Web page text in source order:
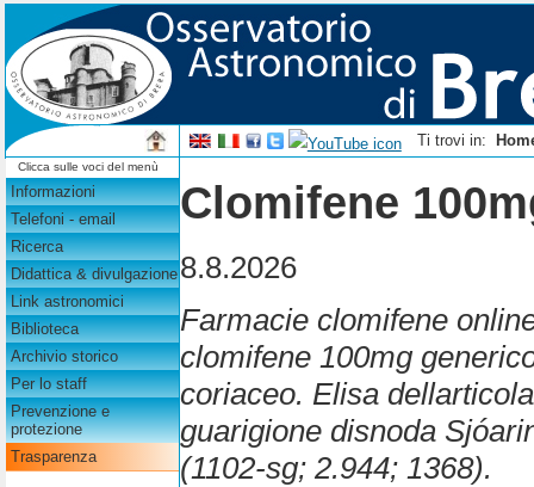
Ti trovi in:
Clicca sulle voci del menù
Informazioni
Telefoni - email
Ricerca
Didattica & divulgazione
Link astronomici
Biblioteca
Archivio storico
Per lo staff
Prevenzione e
protezione
Trasparenza
Clomifene
8.8.2026
Farmacie clomifene
clomifene 100mg
coriaceo. Elisa
guarigione disnoda
(1102-sg; 2.944; 1368).